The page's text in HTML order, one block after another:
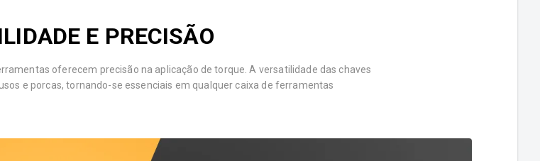
E PRECISÃO
oferecem precisão na aplicação de torque. A versatilidade das chaves
e porcas, tornando-se essenciais em qualquer caixa de ferramentas